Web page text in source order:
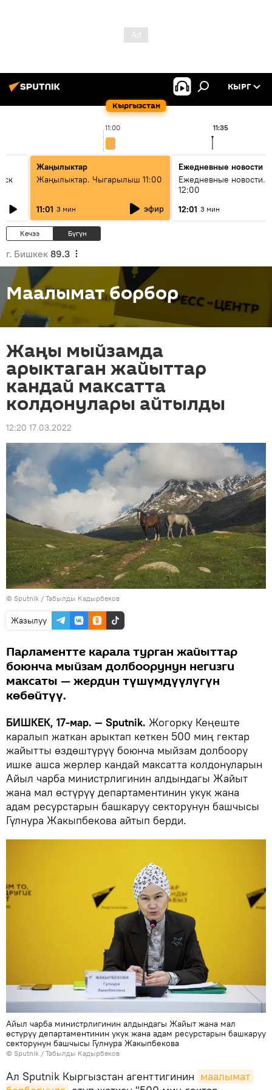
Кыргызстан
КЫРГ
11:00 11:35
Жаңылыктар
Жаңылыктар. Чыгарылыш 11:00
11:01 3 мин эфир
Ежедневные новости
Ежедневные новости.
12:00
12:01 3 мин
Кечээ Бүгүн
г. Бишкек 89.3
Маалымат борбор
Жаңы мыйзамда
арыктаган жайыттар
кандай максатта
колдонулары айтылды
12:20 17.03.2022
© Sputnik / Табылды Кадырбеков
Жазылуу
Парламентте карала турган жайыттар
боюнча мыйзам долбоорунун негизги
максаты — жердин түшүмдүүлүгүн
көбөйтүү.
БИШКЕК, 17-мар. — Sputnik. Жогорку Кеңеште
каралып жаткан арыктап кеткен 500 миң гектар
жайытты өздөштүрүү боюнча мыйзам долбоору
ишке ашса жерлер кандай максатта колдонуларын
Айыл чарба министрлигинин алдындагы Жайыт
жана мал өстүрүү департаментинин укук жана
адам ресурстарын башкаруу секторунун башчысы
Гүлнура Жакыпбекова айтып берди.
Айыл чарба министрлигинин алдындагы Жайыт жана мал
өстүрүү департаментинин укук жана адам ресурстарын башкаруу
секторунун башчысы Гүлнура Жакыпбекова
© Sputnik / Табылды Кадырбеков
Ал Sputnik Кыргызстан агенттигинин маалымат